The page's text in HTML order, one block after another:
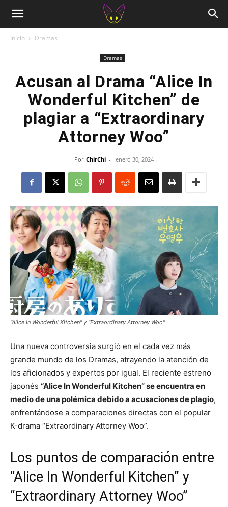
Inicio Dramas
Dramas
Acusan al Drama “Alice In
Wonderful Kitchen” de
plagiar a “Extraordinary
Attorney Woo”
Por ChirChi - enero 30, 2024
"Alice In Wonderful Kitchen" y "Extraordinary Attorney Woo"
Una nueva controversia surgió en el cada vez más
grande mundo de los Dramas, atrayendo la atención de
los aficionados y expertos por igual. El reciente estreno
japonés “Alice In Wonderful Kitchen” se encuentra en
medio de una polémica debido a acusaciones de plagio,
enfrentándose a comparaciones directas con el popular
K-drama “Extraordinary Attorney Woo”.
Los puntos de comparación entre
“Alice In Wonderful Kitchen” y
“Extraordinary Attorney Woo”